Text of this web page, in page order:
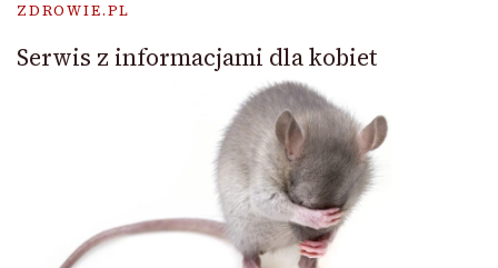
ZDROWIE.PL
Serwis z informacjami dla kobiet